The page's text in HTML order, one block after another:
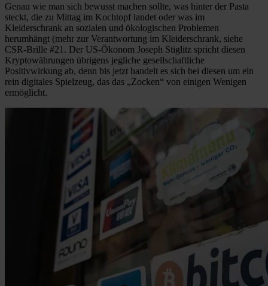
Genau wie man sich bewusst machen sollte, was hinter der Pasta
steckt, die zu Mittag im Kochtopf landet oder was im
Kleiderschrank an sozialen und ökologischen Problemen
herumhängt (mehr zur Verantwortung im Kleiderschrank, siehe
CSR-Brille #21. Der US-Ökonom Joseph Stiglitz spricht diesen
Kryptowährungen übrigens jegliche gesellschaftliche
Positivwirkung ab, denn bis jetzt handelt es sich bei diesen um ein
rein digitales Spielzeug, das das „Zocken“ von einigen Wenigen
ermöglicht.